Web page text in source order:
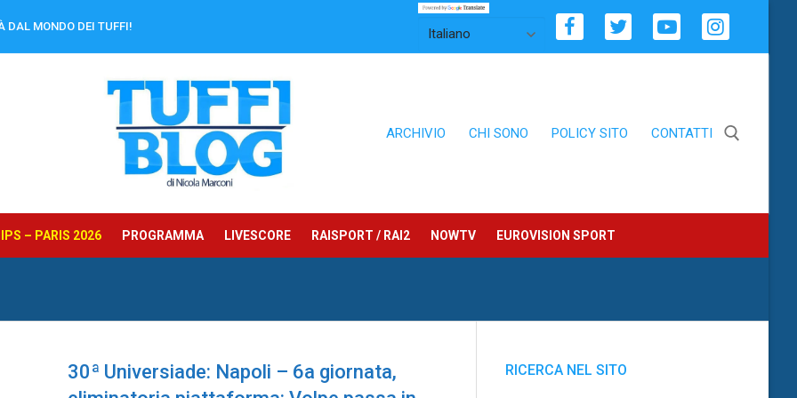
DAL MONDO DEI TUFFI!
ARCHIVIO CHI SONO POLICY SITO CONTATTI
– PARIS 2026 PROGRAMMA LIVESCORE RAISPORT / RAI2 NOWTV EUROVISION SPORT
30ª Universiade: Napoli – 6a giornata,
RICERCA NEL SITO